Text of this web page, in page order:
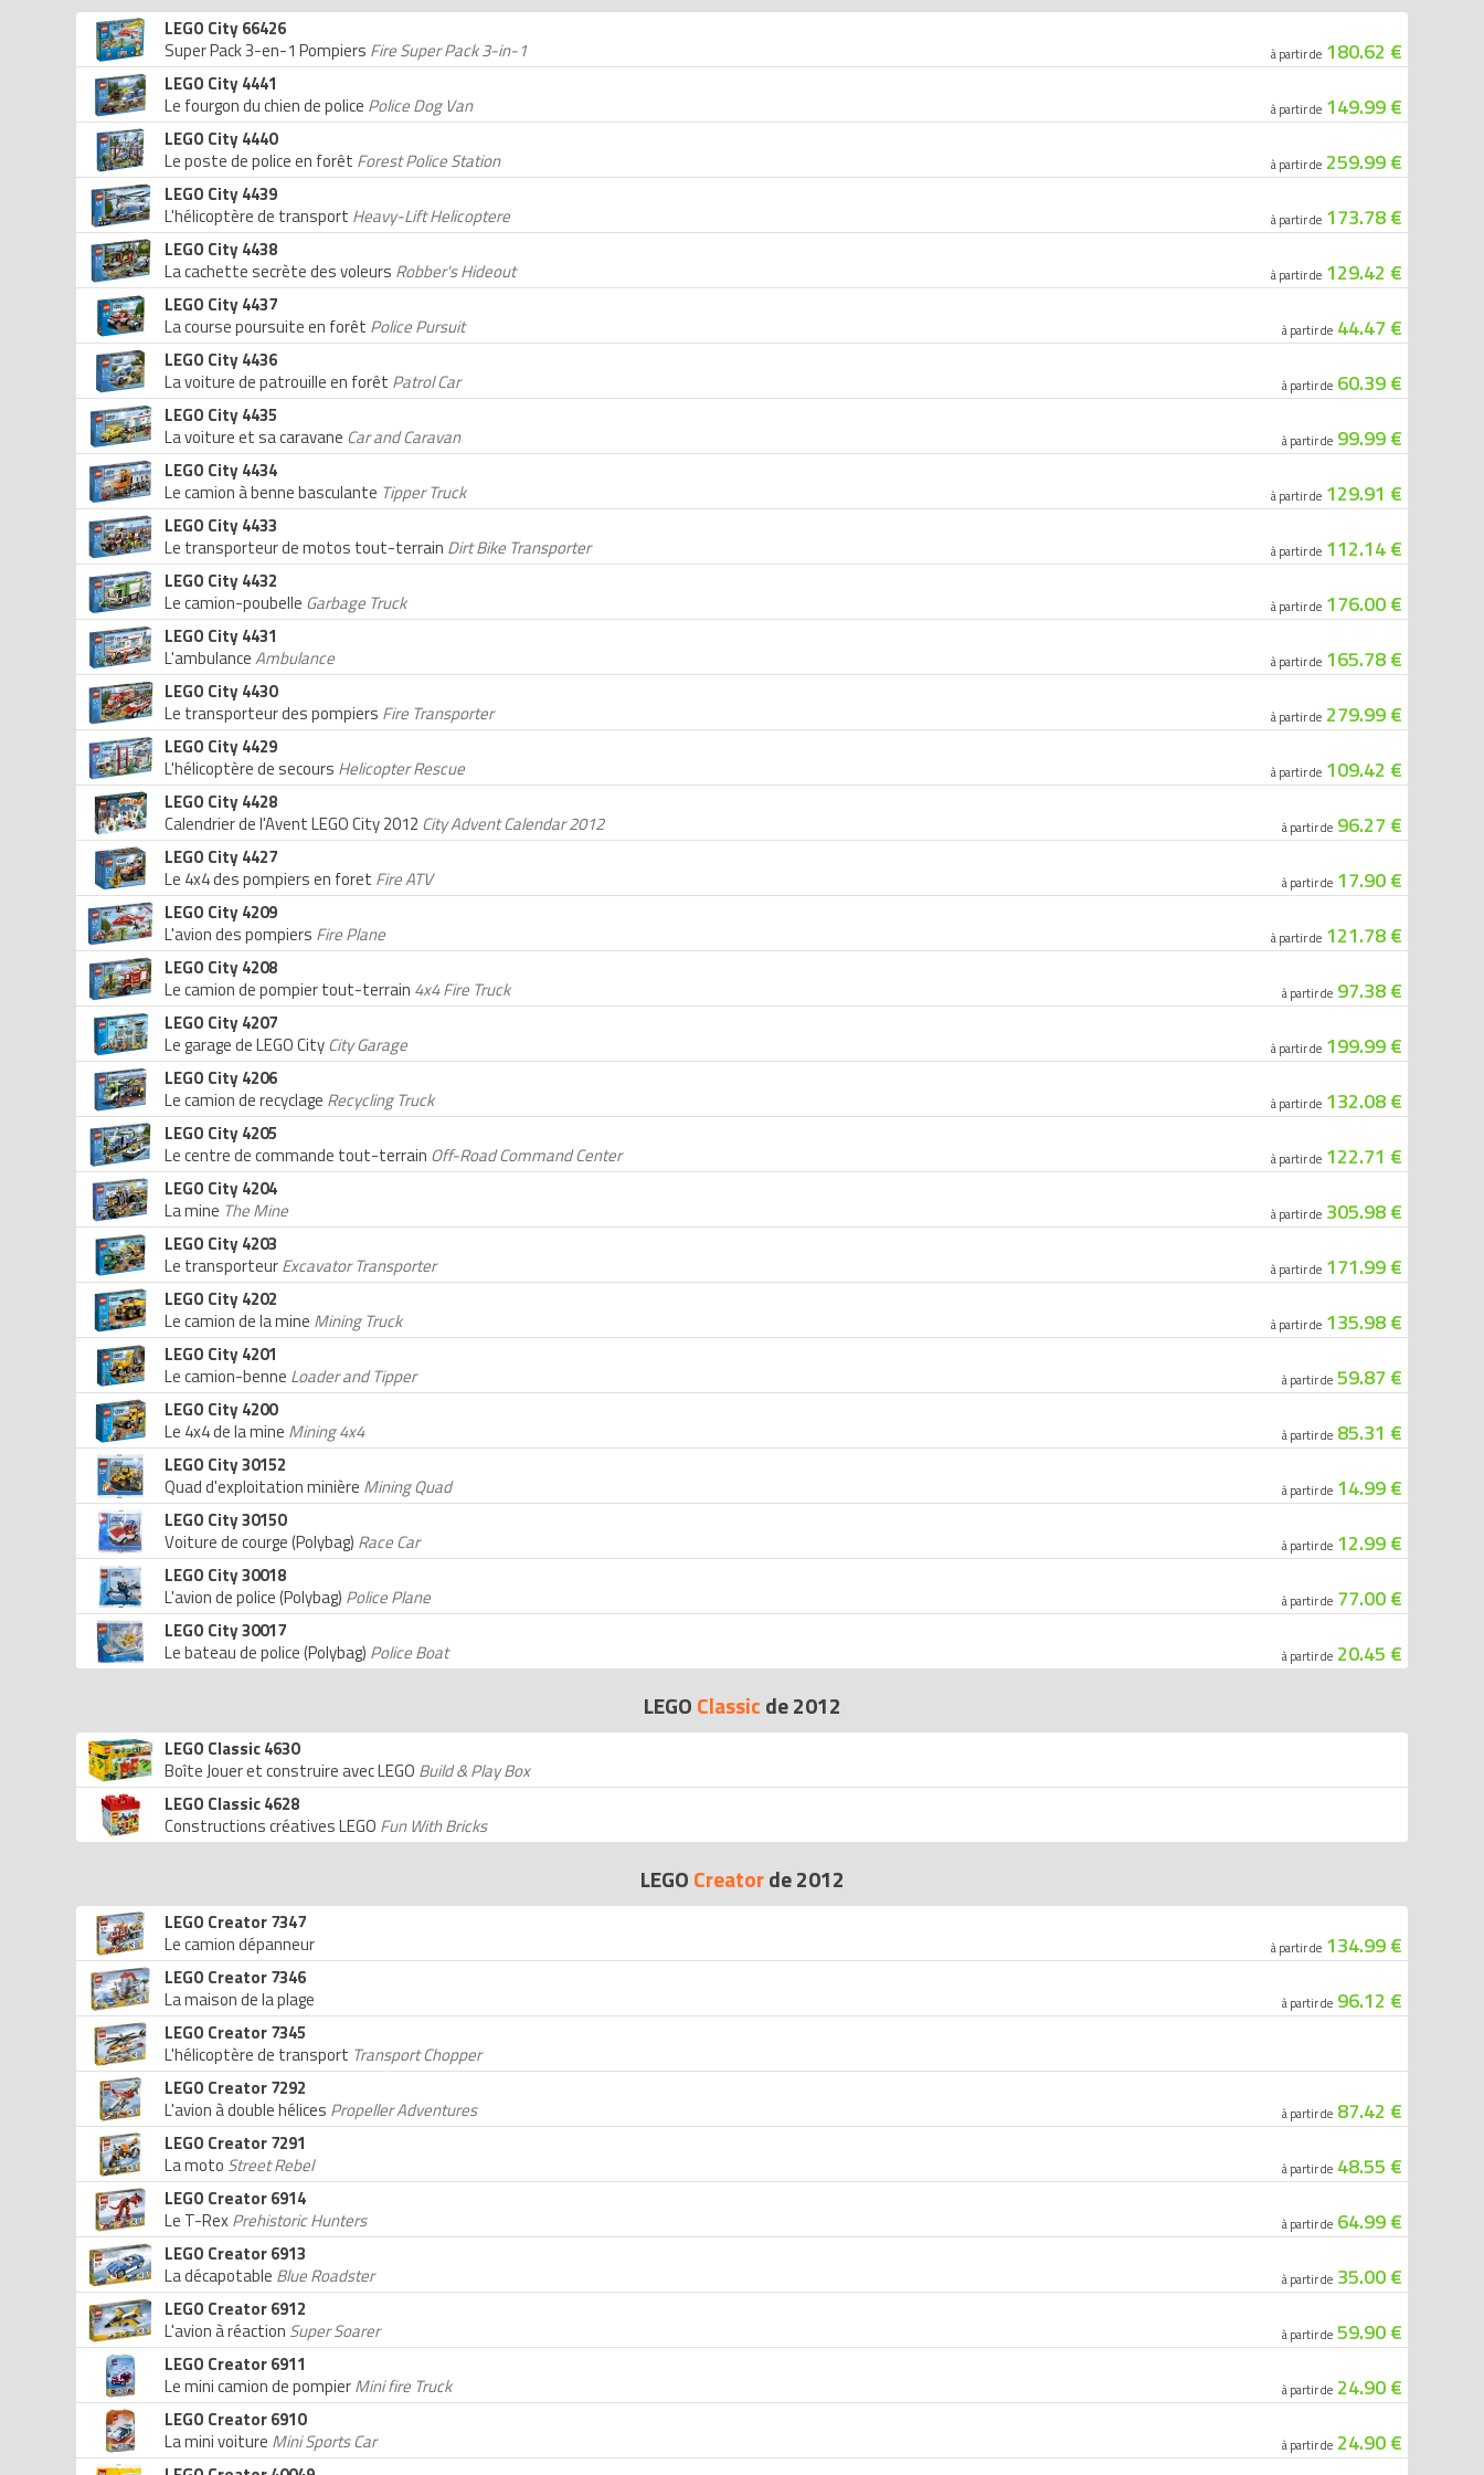
LEGO City 66426
Super Pack 3-en-1 Pompiers Fire Super Pack 3-in-1 à partir de 180.62 €
LEGO City 4441
Le fourgon du chien de police Police Dog Van à partir de 149.99 €
LEGO City 4440
Le poste de police en forêt Forest Police Station à partir de 259.99 €
LEGO City 4439
L'hélicoptère de transport Heavy-Lift Helicoptere à partir de 173.78 €
LEGO City 4438
La cachette secrète des voleurs Robber's Hideout à partir de 129.42 €
LEGO City 4437
La course poursuite en forêt Police Pursuit à partir de 44.47 €
LEGO City 4436
La voiture de patrouille en forêt Patrol Car à partir de 60.39 €
LEGO City 4435
La voiture et sa caravane Car and Caravan à partir de 99.99 €
LEGO City 4434
Le camion à benne basculante Tipper Truck à partir de 129.91 €
LEGO City 4433
Le transporteur de motos tout-terrain Dirt Bike Transporter à partir de 112.14 €
LEGO City 4432
Le camion-poubelle Garbage Truck à partir de 176.00 €
LEGO City 4431
L'ambulanceAmbulance à partir de 165.78 €
LEGO City 4430
Le transporteur des pompiers Fire Transporter à partir de 279.99 €
LEGO City 4429
L'hélicoptère de secours Helicopter Rescue à partir de 109.42 €
LEGO City 4428
Calendrier de l'Avent LEGO City 2012 City Advent Calendar 2012 à partir de 96.27 €
LEGO City 4427
Le 4x4 des pompiers en foret Fire ATV à partir de 17.90 €
LEGO City 4209
L'avion des pompiers Fire Plane à partir de 121.78 €
LEGO City 4208
Le camion de pompier tout-terrain 4x4 Fire Truck à partir de 97.38 €
LEGO City 4207
Le garage de LEGO CityCity Garage à partir de 199.99 €
LEGO City 4206
Le camion de recyclage Recycling Truck à partir de 132.08 €
LEGO City 4205
Le centre de commande tout-terrain Off-Road Command Center à partir de 122.71 €
LEGO City 4204
La mine The Mine à partir de 305.98 €
LEGO City 4203
Le transporteurExcavator Transporter à partir de 171.99 €
LEGO City 4202
Le camion de la mine Mining Truck à partir de 135.98 €
LEGO City 4201
Le camion-benne Loader and Tipper à partir de 59.87 €
LEGO City 4200
Le 4x4 de la mine Mining 4x4 à partir de 85.31 €
LEGO City 30152
Quad d'exploitation minière Mining Quad à partir de 14.99 €
LEGO City 30150
Voiture de courge (Polybag) Race Car à partir de 12.99 €
LEGO City 30018
L'avion de police (Polybag) Police Plane à partir de 77.00 €
LEGO City 30017
Le bateau de police (Polybag) Police Boat à partir de 20.45 €
LEGO Classic de 2012
LEGO Classic 4630
Boîte Jouer et construire avec LEGO Build & Play Box
LEGO Classic 4628
Constructions créatives LEGO Fun With Bricks
LEGO Creatorde 2012
LEGO Creator 7347
Le camion dépanneur
à partir de 134.99 €
LEGO Creator 7346
La maison de la plage
à partir de 96.12 €
LEGO Creator 7345
L'hélicoptère de transport Transport Chopper
LEGO Creator 7292
L'avion à double hélices Propeller Adventures à partir de 87.42 €
LEGO Creator 7291
La moto Street Rebel à partir de 48.55 €
LEGO Creator 6914
Le T-RexPrehistoric Hunters à partir de 64.99 €
LEGO Creator 6913
La décapotable Blue Roadster à partir de 35.00 €
LEGO Creator 6912
L'avion à réaction Super Soarer à partir de 59.90 €
LEGO Creator 6911
Le mini camion de pompierMini fire Truck à partir de 24.90 €
LEGO Creator 6910
La mini voiture Mini Sports Car à partir de 24.90 €